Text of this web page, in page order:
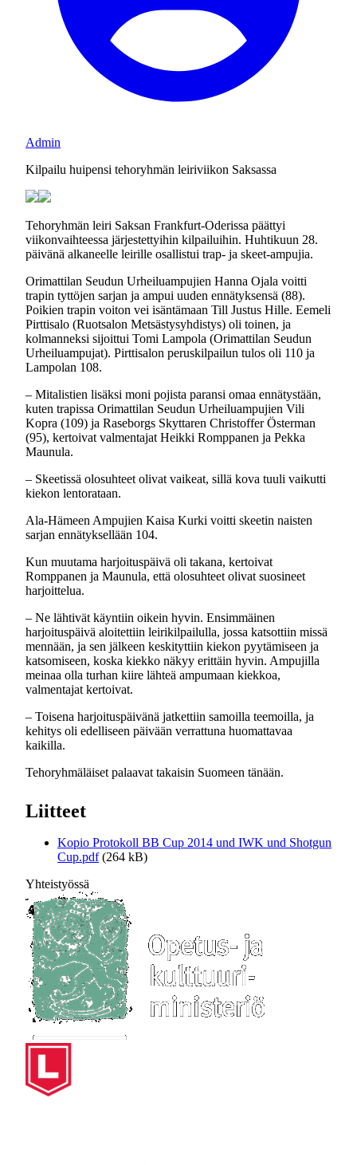
Admin
Kilpailu huipensi tehoryhmän leiriviikon Saksassa
Tehoryhmän leiri Saksan Frankfurt-Oderissa päättyi
viikonvaihteessa järjestettyihin kilpailuihin. Huhtikuun 28.
päivänä alkaneelle leirille osallistui trap- ja skeet-ampujia.
Orimattilan Seudun Urheiluampujien Hanna Ojala voitti
trapin tyttöjen sarjan ja ampui uuden ennätyksensä (88).
Poikien trapin voiton vei isäntämaan Till Justus Hille. Eemeli
Pirttisalo (Ruotsalon Metsästysyhdistys) oli toinen, ja
kolmanneksi sijoittui Tomi Lampola (Orimattilan Seudun
Urheiluampujat). Pirttisalon peruskilpailun tulos oli 110 ja
Lampolan 108.
– Mitalistien lisäksi moni pojista paransi omaa ennätystään,
kuten trapissa Orimattilan Seudun Urheiluampujien Vili
Kopra (109) ja Raseborgs Skyttaren Christoffer Österman
(95), kertoivat valmentajat Heikki Romppanen ja Pekka
Maunula.
– Skeetissä olosuhteet olivat vaikeat, sillä kova tuuli vaikutti
kiekon lentorataan.
Ala-Hämeen Ampujien Kaisa Kurki voitti skeetin naisten
sarjan ennätyksellään 104.
Kun muutama harjoituspäivä oli takana, kertoivat
Romppanen ja Maunula, että olosuhteet olivat suosineet
harjoittelua.
– Ne lähtivät käyntiin oikein hyvin. Ensimmäinen
harjoituspäivä aloitettiin leirikilpailulla, jossa katsottiin missä
mennään, ja sen jälkeen keskityttiin kiekon pyytämiseen ja
katsomiseen, koska kiekko näkyy erittäin hyvin. Ampujilla
meinaa olla turhan kiire lähteä ampumaan kiekkoa,
valmentajat kertoivat.
– Toisena harjoituspäivänä jatkettiin samoilla teemoilla, ja
kehitys oli edelliseen päivään verrattuna huomattavaa
kaikilla.
Tehoryhmäläiset palaavat takaisin Suomeen tänään.
Liitteet
Kopio Protokoll BB Cup 2014 und IWK und Shotgun
Cup.pdf (264 kB)
Yhteistyössä